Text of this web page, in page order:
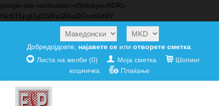
google-site-verification=sBk9zkyxuNDRz-
IScBT5pgDyjDS9raS5baDFnnh0X8Y
Добредојдовте, најавете сеили отворете сметка.
Листа на желби (0)
Моја сметка
Шопинг
кошничка
Плаќање